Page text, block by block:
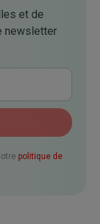
et de
newsletter
politique de